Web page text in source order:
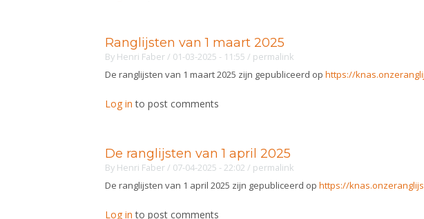
Ranglijsten van 1 maart 2025
By Henri Faber/ 01-03-2025 - 11:55 / permalink
De ranglijsten van 1 maart 2025 zijn gepubliceerd op https://
Log in to post comments
De ranglijsten van 1 april 2025
By Henri Faber/ 07-04-2025 - 22:02 / permalink
De ranglijsten van 1 april 2025 zijn gepubliceerd op https://
Log in to post comments